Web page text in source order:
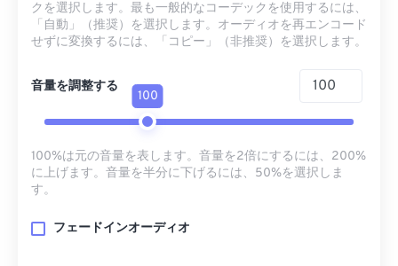
クを選択します。最も一般的なコーデックを使用するには、
「自動」（推奨）を選択します。オーディオを再エンコード
せずに変換するには、「コピー」（非推奨）を選択します。
音量を調整する
100
100%は元の音量を表します。音量を2倍にするには、200%
に上げます。音量を半分に下げるには、50%を選択しま
す。
フェードインオーディオ